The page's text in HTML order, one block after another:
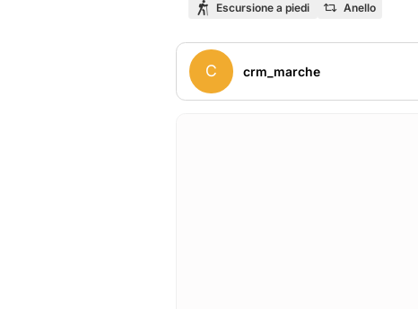
Escursione a piedi Anello
C crm_marche